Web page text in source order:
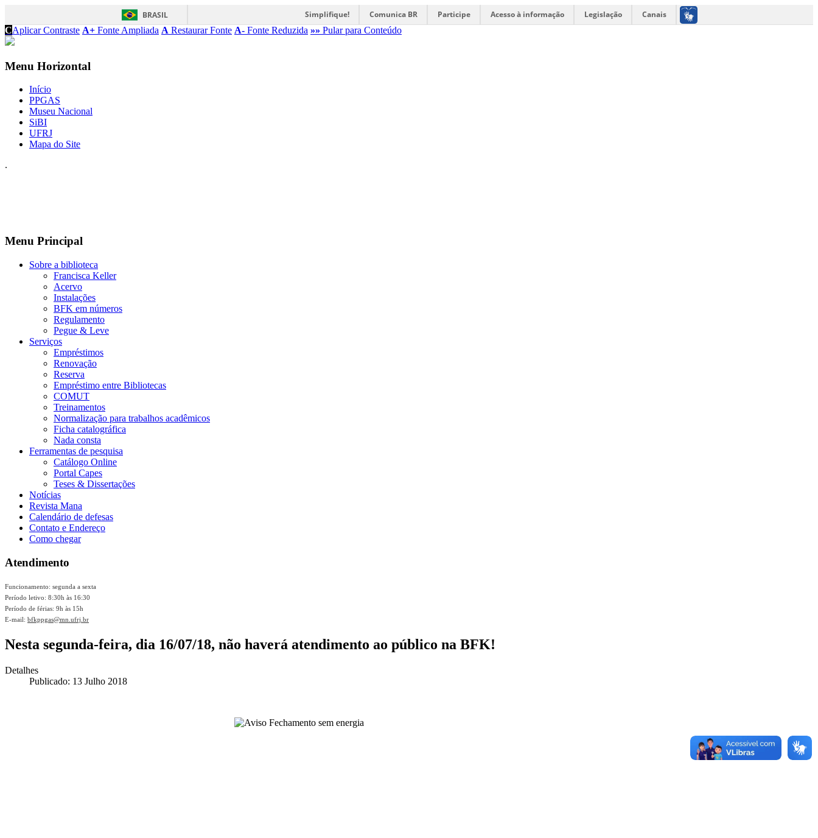
BRASIL Simplifique! Comunica BR Participe Acesso à informação Legislação
Canais
CAplicar Contraste A+ Fonte Ampliada A Restaurar Fonte A- Fonte Reduzida »» Pular para Conteúdo
Menu Horizontal
Início
PPGAS
Museu Nacional
SiBI
UFRJ
Mapa do Site
.
Menu Principal
Sobre a biblioteca
Francisca Keller
Acervo
Instalações
BFK em números
Regulamento
Pegue & Leve
Serviços
Empréstimos
Renovação
Reserva
Empréstimo entre Bibliotecas
COMUT
Treinamentos
Normalização para trabalhos acadêmicos
Ficha catalográfica
Nada consta
Ferramentas de pesquisa
Catálogo Online
Portal Capes
Teses & Dissertações
Notícias
Revista Mana
Calendário de defesas
Contato e Endereço
Como chegar
Atendimento
Funcionamento: segunda a sexta
Período letivo: 8:30h às 16:30
Período de férias: 9h às 15h
E-mail: bfkppgas@mn.ufrj.br
Nesta segunda-feira, dia 16/07/18, não haverá atendimento ao público na BFK!
Detalhes
Publicado: 13 Julho 2018